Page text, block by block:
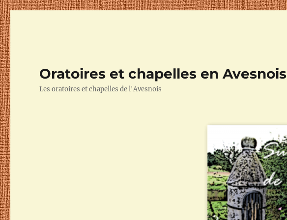
Oratoires et chapelles en Avesnois
Les oratoires et chapelles de l'Avesnois